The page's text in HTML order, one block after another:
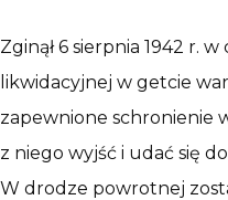
Zginął 6 sierpnia 1942 r.
likwidacyjnej w getcie
zapewnione schronienie
z niego wyjść i udać się
W drodze powrotnej